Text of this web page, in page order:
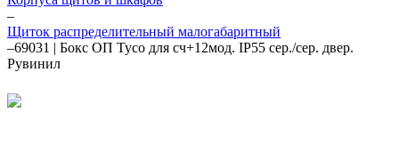
–
Щиток распределительный малогабаритный
–69031 | Бокс ОП Тусо для сч+12мод. IP55 сер./сер. двер.
Рувинил